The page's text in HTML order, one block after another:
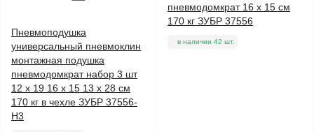
Пневмоподушка
универсальный пневмоклин
монтажная подушка
пневмодомкрат набор 3 шт
12 x 19 16 x 15 13 x 28 см
170 кг в чехле ЗУБР 37556-
Н3
пневмодомкрат 16 x 15 см
170 кг ЗУБР 37556
в наличии 42 шт.